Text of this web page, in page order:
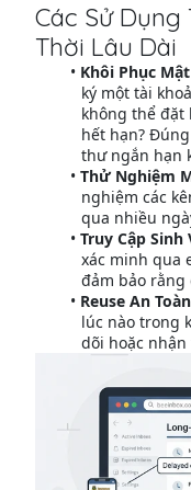
Các Sử Dụng
Thời Lâu Dài
Khôi Phục
ký một tài
không thể đặt
hết hạn?
thư ngắn hạn
Thử Nghiệm
nghiệm các
qua nhiều
Truy Cập Sinh
xác minh qua
đảm bảo rằng
Reuse An
lúc nào trong
dõi hoặc